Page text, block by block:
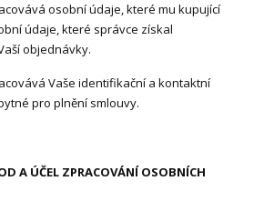
osobní údaje, které mu kupující
údaje, které správce získal
objednávky.
Vaše identifikační a kontaktní
pro plnění smlouvy.
A ÚČEL ZPRACOVÁNÍ OSOBNÍCH